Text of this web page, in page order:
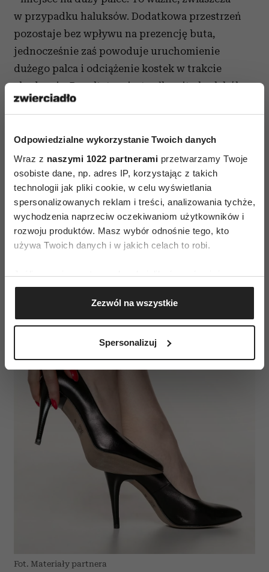
Odpowiedzialne wykorzystanie Twoich danych
Wraz z naszymi 1022 partnerami przetwarzamy Twoje
osobiste dane, np. adres IP, korzystając z takich
technologii jak pliki cookie, w celu wyświetlania
spersonalizowanych reklam i treści, analizowania tychże,
wychodzenia naprzeciw oczekiwaniom użytkowników i
rozwoju produktów. Masz wybór odnośnie tego, kto
używa Twoich danych i w jakich celach to robi.
Jeśli wyrazisz na to zgodę, chcielibyśmy również:
Gromadzić dane dotyczące Twojej lokalizacji
geograficznej z dokładnością nawet do kilku metrów
Identyfikować Twoje urządzenie, aktywnie
(fingerprinting, czyli wirtualny odcisk palca)
dane są przetwarzane oraz ustaw własne preferencje w
sekcji szczegółów
. W Deklaracji plików cookie możesz
zmienić lub wycofać swoją zgodę w dowolnej chwili.
Wykorzystujemy pliki cookie do spersonalizowania treści
i reklam, aby oferować funkcje społecznościowe i
analizować ruch w naszej witrynie. Informacje o tym, jak
korzystasz z naszej witryny, udostępniamy partnerom
społecznościowym, reklamowym i analitycznym.
Partnerzy mogą połączyć te informacje z innymi danymi
otrzymanymi od Ciebie lub uzyskanymi podczas
Zezwól na wszystkie
Spersonalizuj
w przypadku haluksów. Dodatkowa przestrzeń
pozostaje bez wpływu na prezencję buta,
jednocześnie zaś powoduje uruchomienie
dużego palca i odciążenie kostek w trakcie
chodzenia. Rezultatem jest całkowity brak bólu.
- stabilizacja butów. Szpilki zostały
pewny i stabilny krok. Nie kiwają się na boki,
jednocześnie zaś, odciążają kostki i kolana.
Fot. Materiały partnera